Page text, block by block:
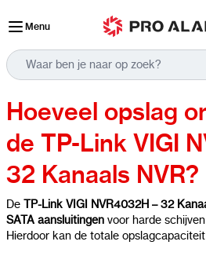
Menu
Hoeveel opslag
de TP-Link VIGI
32 Kanaals NVR?
De TP-Link VIGI NVR4032H – 32
SATA aansluitingen voor harde
Hierdoor kan de totale